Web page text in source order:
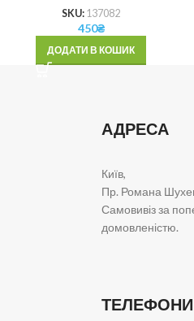
SKU: 137082
450₴
ДОДАТИ В КОШИК
АДРЕСА
Київ,
Пр. Романа
Самовивіз за
домовленістю.
ТЕЛЕФОНИ